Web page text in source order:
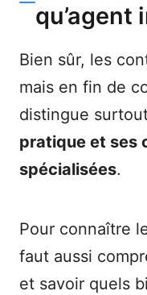
qu’agent
Bien sûr, les
mais en fin de
distingue
pratique et ses
spécialisées.
Pour connaître
faut aussi
et savoir quels